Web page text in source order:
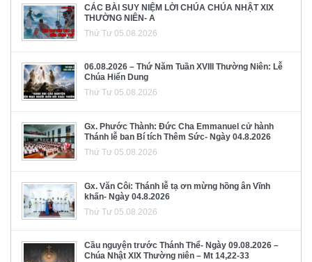
CÁC BÀI SUY NIỆM LỜI CHÚA CHÚA NHẬT XIX
THƯỜNG NIÊN- A
Thứ Tư 05.08.2026
06.08.2026 – Thứ Năm Tuần XVIII Thường Niên: Lễ
Chúa Hiển Dung
Thứ Tư 05.08.2026
Gx. Phước Thành: Đức Cha Emmanuel cử hành
Thánh lễ ban Bí tích Thêm Sức- Ngày 04.8.2026
Thứ Tư 05.08.2026
Gx. Văn Côi: Thánh lễ tạ ơn mừng hồng ân Vĩnh
khấn- Ngày 04.8.2026
Thứ Tư 05.08.2026
Cầu nguyện trước Thánh Thể- Ngày 09.08.2026 –
Chúa Nhật XIX Thường niên – Mt 14,22-33